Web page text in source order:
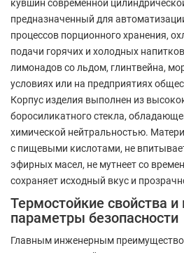
кувшин современной
предназначенный для
процессов порционного хранения,
подачи горячих и холодных
лимонадов со льдом, глинтвейна,
условиях или на предприятиях
Корпус изделия выполнен из
боросиликатного стекла,
химической нейтральностью.
с пищевыми кислотами, не
эфирных масел, не мутнеет со
сохраняет исходный вкус и
Термостойкие свойства и
параметры безопасности
Главным инженерным